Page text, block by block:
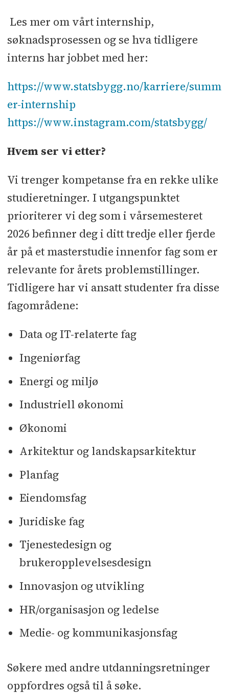
Les mer om vårt internship,
søknadsprosessen og se hva tidligere
interns har jobbet med her:
https://www.statsbygg.no/karriere/summ
er-internship
https://www.instagram.com/statsbygg/
Hvem ser vi etter?
Vi trenger kompetanse fra en rekke ulike
studieretninger. I utgangspunktet
prioriterer vi deg som i vårsemesteret
2026 befinner deg i ditt tredje eller fjerde
år på et masterstudie innenfor fag som er
relevante for årets problemstillinger.
Tidligere har vi ansatt studenter fra disse
fagområdene:
Data og IT-relaterte fag
Ingeniørfag
Energi og miljø
Industriell økonomi
Økonomi
Arkitektur og landskapsarkitektur
Planfag
Eiendomsfag
Juridiske fag
Tjenestedesign og
brukeropplevelsesdesign
Innovasjon og utvikling
HR/organisasjon og ledelse
Medie- og kommunikasjonsfag
Søkere med andre utdanningsretninger
oppfordres også til å søke.